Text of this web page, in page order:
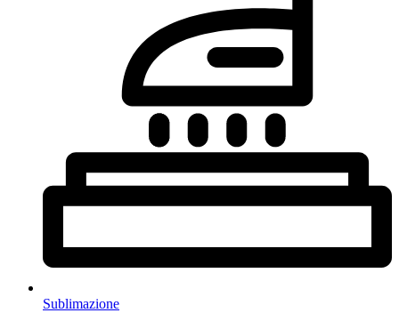
Sublimazione